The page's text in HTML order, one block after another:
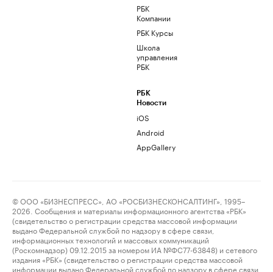
РБК
Компании
РБК Курсы
Школа
управления
РБК
РБК
Новости
iOS
Android
AppGallery
© ООО «БИЗНЕСПРЕСС», АО «РОСБИЗНЕСКОНСАЛТИНГ», 1995–
2026. Сообщения и материалы информационного агентства «РБК»
(свидетельство о регистрации средства массовой информации
выдано Федеральной службой по надзору в сфере связи,
информационных технологий и массовых коммуникаций
(Роскомнадзор) 09.12.2015 за номером ИА №ФС77-63848) и сетевого
издания «РБК» (свидетельство о регистрации средства массовой
информации выдано Федеральной службой по надзору в сфере связи,